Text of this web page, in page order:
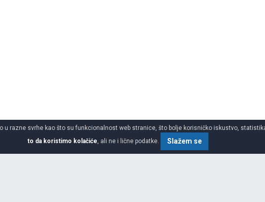
u razne svrhe kao što su funkcionalnost web stranice, što bolje korisničko iskustvo,
to da koristimo kolačiće , ali ne i lične podatke. Slažem se